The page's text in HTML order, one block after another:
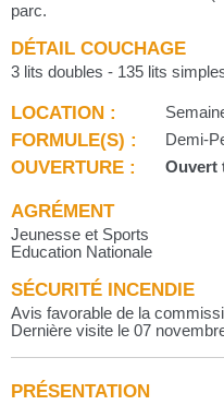
parc.
DÉTAIL COUCHAGE
3 lits doubles - 135 lits
LOCATION :
FORMULE(S) : Demi-
OUVERTURE : Ouvert
AGRÉMENT
Jeunesse et Sports
Education Nationale
SÉCURITÉ INCENDIE
Avis favorable de la
Dernière visite le 07
PRÉSENTATION